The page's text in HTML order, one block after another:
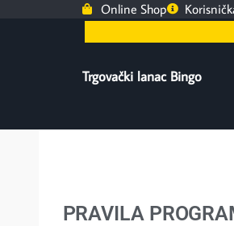
Online Shop
Trgovački lanac Bingo
PRAVILA